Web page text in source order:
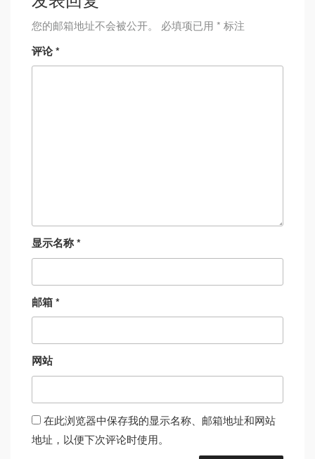
您的邮箱地址不会被公开。 必填项已用 * 标注
评论*
显示名称*
邮箱*
网站
在此浏览器中保存我的显示名称、邮箱地址和网站
地址，以便下次评论时使用。